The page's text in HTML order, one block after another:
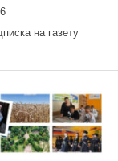
на газету